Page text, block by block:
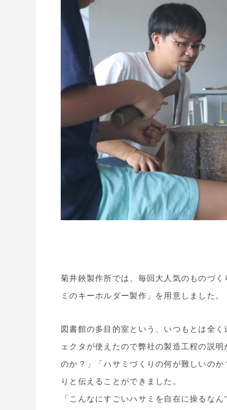
菊井鋏製作所では、毎回大人気のものづ
ミのキーホルダー製作」を用意しました。
図書館の多目的室という、いつもとは全
ェクタが使えたので弊社の製造工程の説
のか？」「ハサミづくりの何が難しいの
りと伝えることができました。
「こんなにすごいハサミを自在に操るな